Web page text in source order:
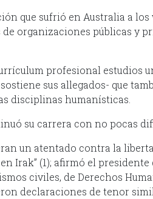
que sufrió en Australia a los
organizaciones públicas y
profesional estudios
sus allegados- que
disciplinas humanísticas.
su carrera con no pocas
un atentado contra la
Irak” (1); afirmó el
civiles, de Derechos
declaraciones de tenor